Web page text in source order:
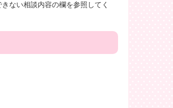
ない相談内容の欄を参照してく